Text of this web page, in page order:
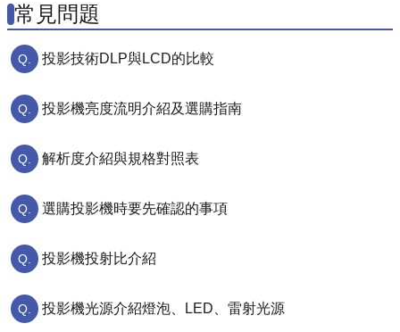
常見問題
投影技術DLP與LCD的比較
投影機亮度流明介紹及選購指南
解析度介紹與規格對照表
選購投影機時要先確認的事項
投影機投射比介紹
投影機光源介紹燈泡、LED、雷射光源